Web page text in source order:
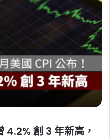
4.2% 創 3 年新高，